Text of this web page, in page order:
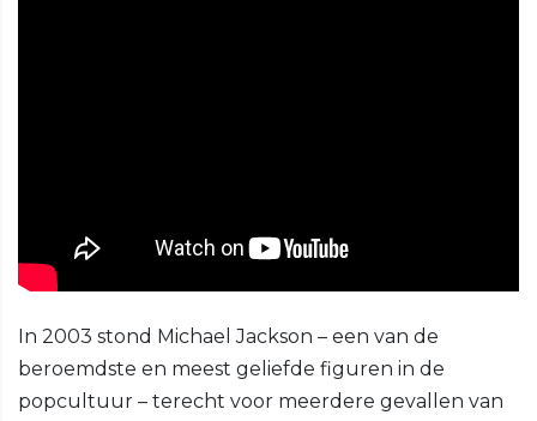
In 2003 stond Michael Jackson – een van de
beroemdste en meest geliefde figuren in de
popcultuur – terecht voor meerdere gevallen van